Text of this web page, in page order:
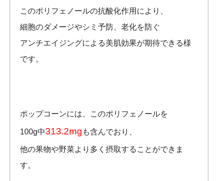
このポリフェノールの抗酸化作用により、
細胞のダメージやシミ予防、老化を防ぐ
アンチエイジングによる美肌効果が期待できる様
です。
ポップコーンには、このポリフェノールを
100g中313.2mg も含んでおり、
他の果物や野菜より多く摂取することができま
す。